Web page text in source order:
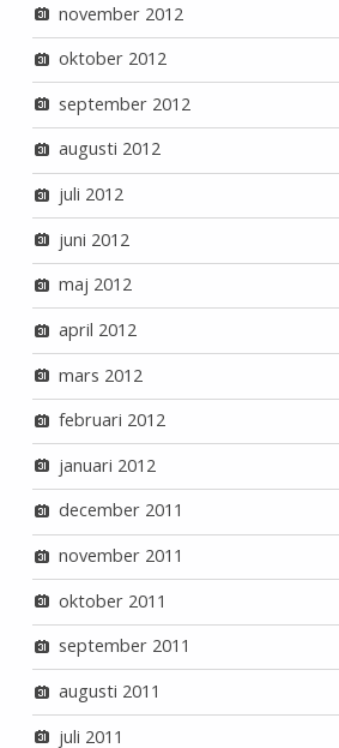
november 2012
oktober 2012
september 2012
augusti 2012
juli 2012
juni 2012
maj 2012
april 2012
mars 2012
februari 2012
januari 2012
december 2011
november 2011
oktober 2011
september 2011
augusti 2011
juli 2011